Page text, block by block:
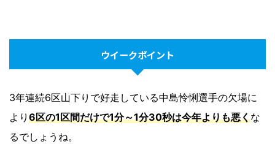
ウイークポイント
3年連続6区山下りで好走している中島怜悧選手の欠場に
より 6区の1区間だけで1分～1分30秒は今年よりも悪くな
るでしょうね。